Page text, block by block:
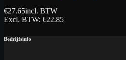
€27.65incl. BTW
Excl. BTW: €22.85
Bedrijfsinfo